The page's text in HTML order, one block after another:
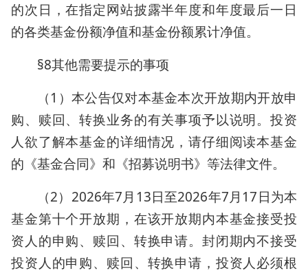
的次日，在指定网站披露半年度和年度最后一日
的各类基金份额净值和基金份额累计净值。
§8其他需要提示的事项
（1）本公告仅对本基金本次开放期内开放申
购、赎回、转换业务的有关事项予以说明。投资
人欲了解本基金的详细情况，请仔细阅读本基金
的《基金合同》和《招募说明书》等法律文件。
（2）2026年7月13日至2026年7月17日为本
基金第十个开放期，在该开放期内本基金接受投
资人的申购、赎回、转换申请。封闭期内不接受
投资人的申购、赎回、转换申请，投资人必须根